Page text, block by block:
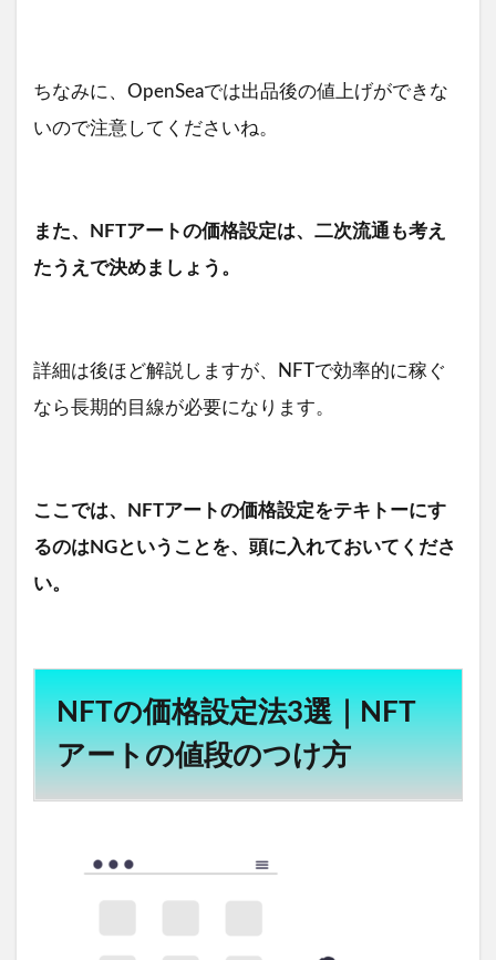
ちなみに、OpenSeaでは出品後の値上げができな
いので注意してくださいね。
また、NFTアートの価格設定は、二次流通も考え
たうえで決めましょう。
詳細は後ほど解説しますが、NFTで効率的に稼ぐ
なら長期的目線が必要になります。
ここでは、NFTアートの価格設定をテキトーにす
るのはNGということを、頭に入れておいてくださ
い。
NFTの価格設定法3選｜NFT
アートの値段のつけ方